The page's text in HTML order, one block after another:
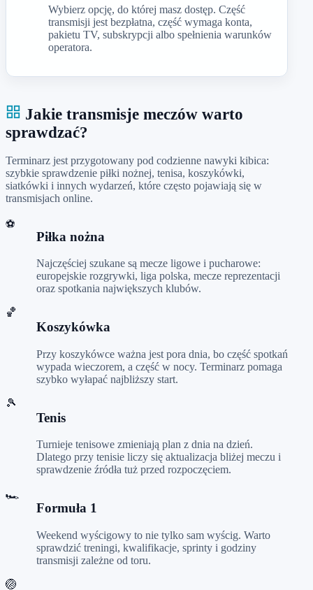
Wybierz opcję, do której masz dostęp. Część
transmisji jest bezpłatna, część wymaga konta,
pakietu TV, subskrypcji albo spełnienia warunków
operatora.
Jakie transmisje meczów warto
sprawdzać?
Terminarz jest przygotowany pod codzienne nawyki kibica:
szybkie sprawdzenie piłki nożnej, tenisa, koszykówki,
siatkówki i innych wydarzeń, które często pojawiają się w
transmisjach online.
⚽
Piłka nożna
Najczęściej szukane są mecze ligowe i pucharowe:
europejskie rozgrywki, liga polska, mecze reprezentacji
oraz spotkania największych klubów.
🏀
Koszykówka
Przy koszykówce ważna jest pora dnia, bo część spotkań
wypada wieczorem, a część w nocy. Terminarz pomaga
szybko wyłapać najbliższy start.
🎾
Tenis
Turnieje tenisowe zmieniają plan z dnia na dzień.
Dlatego przy tenisie liczy się aktualizacja bliżej meczu i
sprawdzenie źródła tuż przed rozpoczęciem.
🏎️
Formuła 1
Weekend wyścigowy to nie tylko sam wyścig. Warto
sprawdzić treningi, kwalifikacje, sprinty i godziny
transmisji zależne od toru.
🏐